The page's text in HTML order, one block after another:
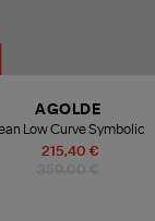
215,40 €
AGOLDE
Low Curve Symbolic